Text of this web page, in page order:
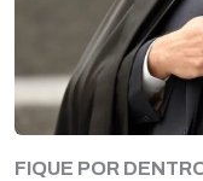
FIQUE POR